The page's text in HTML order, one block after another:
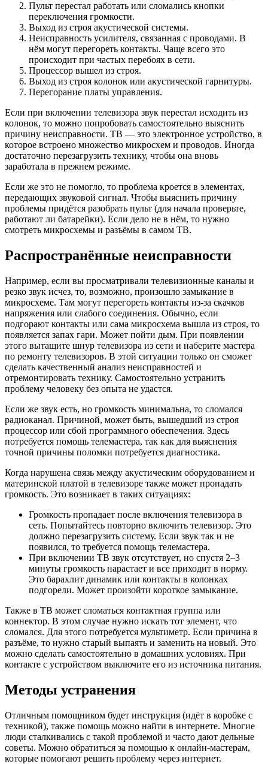
Пульт перестал работать или сломались кнопки
переключения громкости.
Выход из строя акустической системы.
Неисправность усилителя, связанная с проводами. В
нём могут перегореть контакты. Чаще всего это
происходит при частых перебоях в сети.
Процессор вышел из строя.
Выход из строя колонок или акустической гарнитуры.
Перегорание платы управления.
Если при включении телевизора звук перестал исходить из
колонок, то можно попробовать самостоятельно выяснить
причину неисправности. ТВ — это электронное устройство, в
которое встроено множество микросхем и проводов. Иногда
достаточно перезагрузить технику, чтобы она вновь
заработала в прежнем режиме.
Если же это не помогло, то проблема кроется в элементах,
передающих звуковой сигнал. Чтобы выяснить причину
проблемы придётся разобрать пульт (для начала проверьте,
работают ли батарейки). Если дело не в нём, то нужно
смотреть микросхемы и разъёмы в самом ТВ.
Распространённые неисправности
Например, если вы просматривали телевизионные каналы и
резко звук исчез, то, возможно, произошло замыкание в
микросхеме. Там могут перегореть контакты из-за скачков
напряжения или слабого соединения. Обычно, если
подгорают контакты или сама микросхема вышла из строя, то
появляется запах гари. Может пойти дым. При появлении
этого вытащите шнур телевизора из сети и наберите мастера
по ремонту телевизоров. В этой ситуации только он сможет
сделать качественный анализ неисправностей и
отремонтировать технику. Самостоятельно устранить
проблему человеку без опыта не удастся.
Если же звук есть, но громкость минимальна, то сломался
радиоканал. Причиной, может быть, вышедший из строя
процессор или сбой программного обеспечения. Здесь
потребуется помощь телемастера, так как для выяснения
точной причины поломки потребуется диагностика.
Когда нарушена связь между акустическим оборудованием и
материнской платой в телевизоре также может пропадать
громкость. Это возникает в таких ситуациях:
Громкость пропадает после включения телевизора в
сеть. Попытайтесь повторно включить телевизор. Это
должно перезагрузить систему. Если звук так и не
появился, то требуется помощь телемастера.
При включении ТВ звук отсутствует, но спустя 2–3
минуты громкость нарастает и все приходит в норму.
Это барахлит динамик или контакты в колонках
подгорели. Может произойти короткое замыкание.
Также в ТВ может сломаться контактная группа или
коннектор. В этом случае нужно искать тот элемент, что
сломался. Для этого потребуется мультиметр. Если причина в
разъёме, то нужно старый выпаять и заменить на новый. Это
можно сделать самостоятельно в домашних условиях. При
контакте с устройством выключите его из источника питания.
Методы устранения
Отличным помощником будет инструкция (идёт в коробке с
техникой), также помощь можно найти в интернете. Многие
люди сталкивались с такой проблемой и часто дают дельные
советы. Можно обратиться за помощью к онлайн-мастерам,
которые помогают решить проблему через интернет.